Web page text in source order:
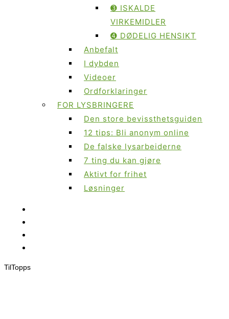
➌ ISKALDE
VIRKEMIDLER
➍ DØDELIG HENSIKT
Anbefalt
I dybden
Videoer
Ordforklaringer
FOR LYSBRINGERE
Den store bevissthetsguiden
12 tips: Bli anonym online
De falske lysarbeiderne
7 ting du kan gjøre
Aktivt for frihet
Løsninger
TilTopps